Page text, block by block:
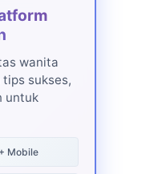
wanita
sukses,
untuk
Mobile